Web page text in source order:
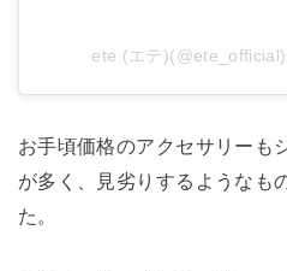
ete (エテ
お手頃価格のアクセサリーも
が多く、見劣りするようなも
た。